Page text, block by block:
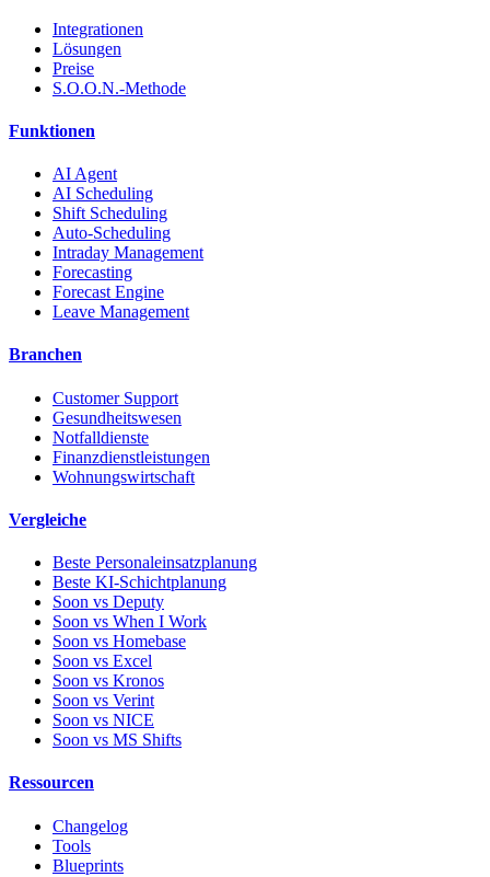
Integrationen
Lösungen
Preise
S.O.O.N.-Methode
Funktionen
AI Agent
AI Scheduling
Shift Scheduling
Auto-Scheduling
Intraday Management
Forecasting
Forecast Engine
Leave Management
Branchen
Customer Support
Gesundheitswesen
Notfalldienste
Finanzdienstleistungen
Wohnungswirtschaft
Vergleiche
Beste Personaleinsatzplanung
Beste KI-Schichtplanung
Soon vs Deputy
Soon vs When I Work
Soon vs Homebase
Soon vs Excel
Soon vs Kronos
Soon vs Verint
Soon vs NICE
Soon vs MS Shifts
Ressourcen
Changelog
Tools
Blueprints